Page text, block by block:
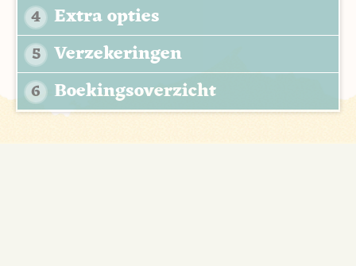
4 Extra opties
5 Verzekeringen
6 Boekingsoverzicht